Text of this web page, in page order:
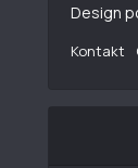
Design
Kontakt